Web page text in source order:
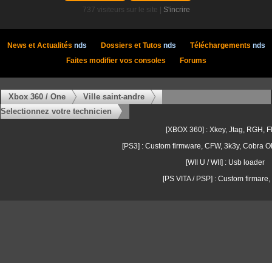
737 visiteurs sur le site | S'incrire
News et Actualités nds Dossiers et Tutos nds Téléchargements nds
Faites modifier vos consoles
Forums
Xbox 360 / One
Ville saint-andre
Selectionnez votre technicien
[XBOX 360] : Xkey, Jtag, RGH,
[PS3] : Custom firmware, CFW, 3k3y, Cobra
[WII U / WII] : Usb loader
[PS VITA / PSP] : Custom firmare,